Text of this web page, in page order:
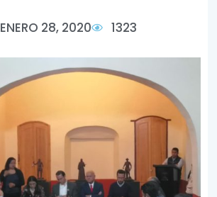
ENERO 28, 2020 1323